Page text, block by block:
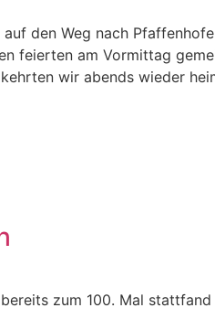
den Weg nach
feierten am Vormittag
wir abends wieder
zum 100. Mal